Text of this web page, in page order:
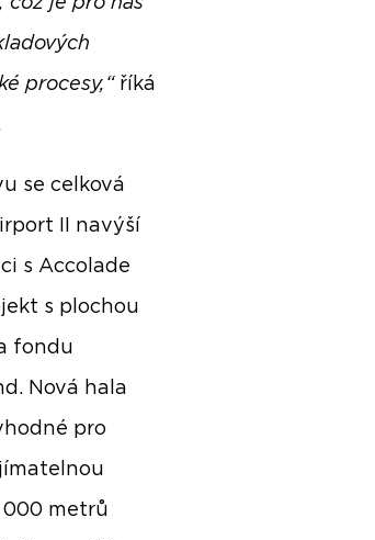
procesy,“ říká
se celková
II navýší
s Accolade
s plochou
fondu
Nová hala
pro
000 metrů